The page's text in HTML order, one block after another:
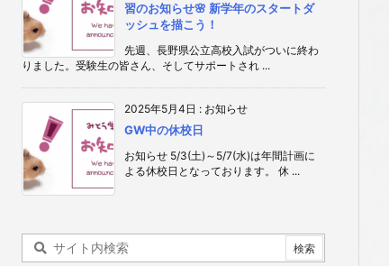
習のお知らせ🌸 新学年のスタートダ
ッシュを描こう！
先週、長野県公立高校入試がついに終わ
りました。受験生の皆さん、そしてサポートされ ...
2025年5月4日 : お知らせ
GW中の休校日
お知らせ 5/3(土)～5/7(水)は年間計画に
よる休校日となっております。 休 ...